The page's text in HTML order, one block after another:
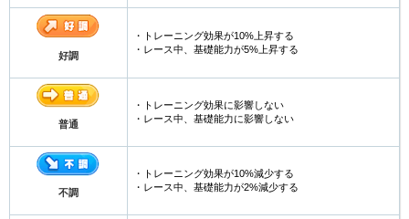
好調
・トレーニング効果が10%上昇する
・レース中、基礎能力が5%上昇する
普通
・トレーニング効果に影響しない
・レース中、基礎能力に影響しない
不調
・トレーニング効果が10%減少する
・レース中、基礎能力が2%減少する